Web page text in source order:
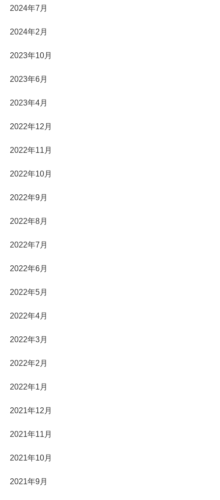
2024年7月
2024年2月
2023年10月
2023年6月
2023年4月
2022年12月
2022年11月
2022年10月
2022年9月
2022年8月
2022年7月
2022年6月
2022年5月
2022年4月
2022年3月
2022年2月
2022年1月
2021年12月
2021年11月
2021年10月
2021年9月